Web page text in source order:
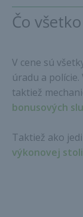
Čo
V cene sú
úradu a polície.
taktiež
bonusových
Taktiež ako
výkonovej